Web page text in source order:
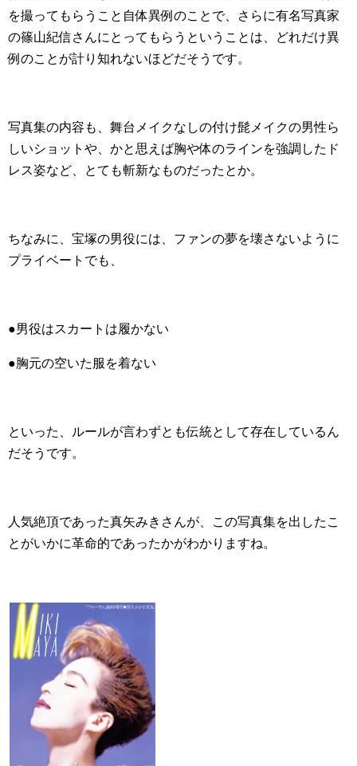
を撮ってもらうこと自体異例のことで、さらに有名写真家
の篠山紀信さんにとってもらうということは、どれだけ異
例のことが計り知れないほどだそうです。
写真集の内容も、舞台メイクなしの付け髭メイクの男性ら
しいショットや、かと思えば胸や体のラインを強調したド
レス姿など、とても斬新なものだったとか。
ちなみに、宝塚の男役には、ファンの夢を壊さないように
プライベートでも、
●男役はスカートは履かない
●胸元の空いた服を着ない
といった、ルールが言わずとも伝統として存在しているん
だそうです。
人気絶頂であった真矢みきさんが、この写真集を出したこ
とがいかに革命的であったかがわかりますね。